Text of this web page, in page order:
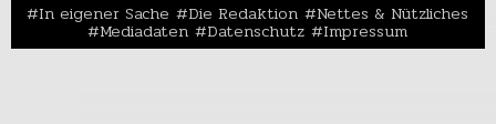
In eigener Sache Die Redaktion Nettes & Nützliches
Mediadaten Datenschutz Impressum